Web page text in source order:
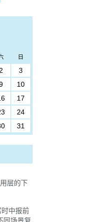
日
2
3
10
17
24
31
层的下
中报前